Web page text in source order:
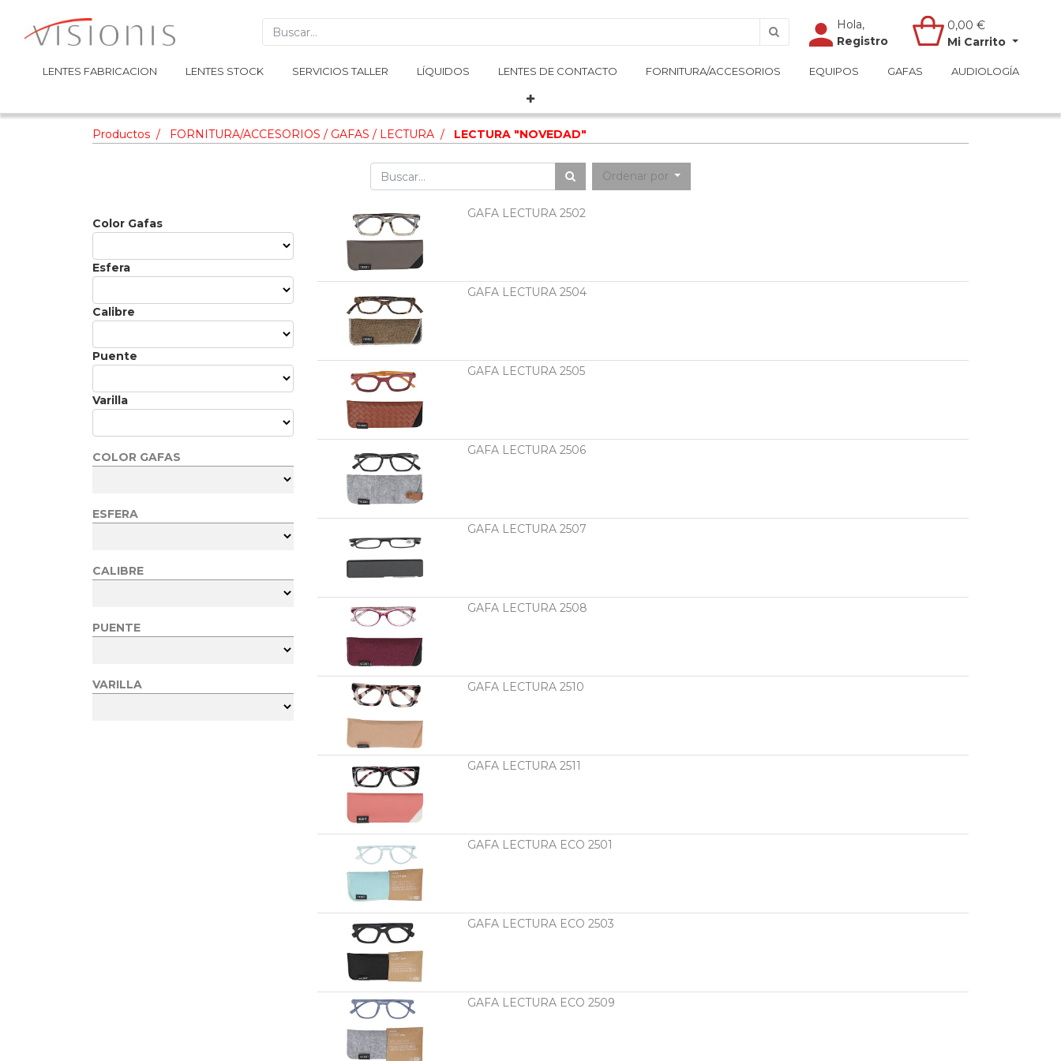
Hola,
Registro
0,00 €
Mi Carrito
LENTES FABRICACION LENTES STOCK SERVICIOS TALLER LÍQUIDOS LENTES DE CONTACTO FORNITURA/ACCESORIOS EQUIPOS GAFAS AUDIOLOGÍA
Hola,
Registro
0,00 €
Mi Carrito
LENTES FABRICACION LENTES STOCK SERVICIOS TALLER LÍQUIDOS LENTES DE CONTACTO FORNITURA/ACCESORIOS EQUIPOS GAFAS AUDIOLOGÍA
Productos FORNITURA/ACCESORIOS / GAFAS / LECTURA LECTURA "NOVEDAD"
Ordenar por
Color Gafas
Esfera
Calibre
Puente
Varilla
COLOR GAFAS
ESFERA
CALIBRE
PUENTE
VARILLA
GAFA LECTURA 2502
GAFA LECTURA 2504
GAFA LECTURA 2505
GAFA LECTURA 2506
GAFA LECTURA 2507
GAFA LECTURA 2508
GAFA LECTURA 2510
GAFA LECTURA 2511
GAFA LECTURA ECO 2501
GAFA LECTURA ECO 2503
GAFA LECTURA ECO 2509